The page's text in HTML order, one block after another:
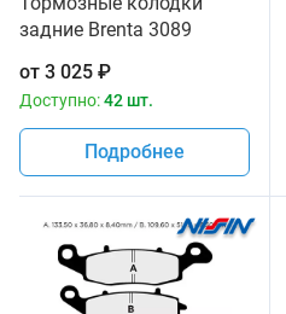
задние Brenta 3089
от 3 025 ₽
Доступно:42 шт.
Подробнее